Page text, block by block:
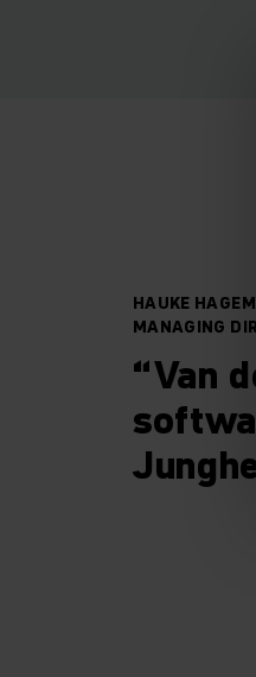
HAUKE
MANAGING
“Van